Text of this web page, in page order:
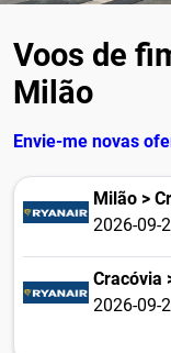
Voos de
Milão
Envie-me novas
Milão >
2026-09-
Cracóvia
2026-09-